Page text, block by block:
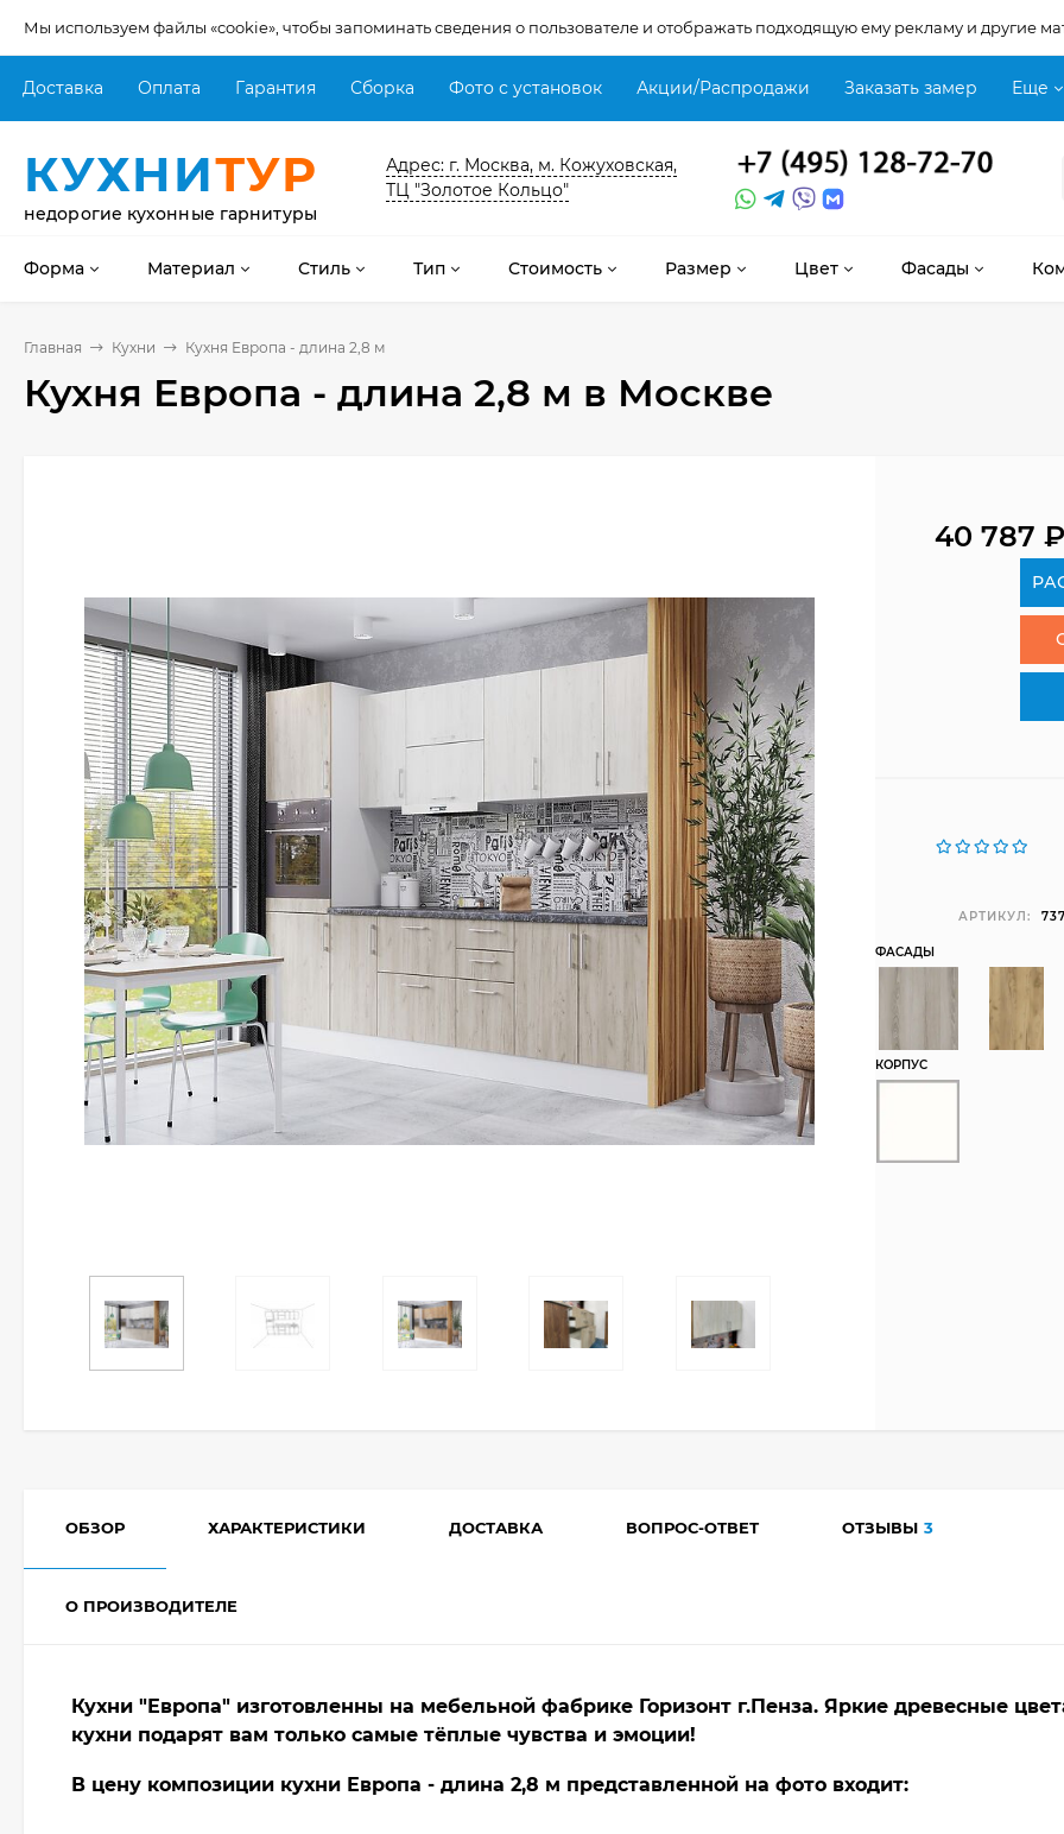
Мы используем файлы «cookie», чтобы запоминать сведения о пользователе и отображать подходящую ему рекламу и другие
Доставка Оплата Гарантия Сборка Фото с установок Акции/Распродажи Заказать замер Еще
КУХНИТУР
недорогие кухонные гарнитуры
Адрес: г. Москва, м. Кожуховская,
ТЦ "Золотое Кольцо"
Форма Материал Стиль Тип Стоимость Размер Цвет Фасады
Главная Кухни Кухня Европа - длина 2,8 м
Кухня Европа - длина 2,8 м в Москве
40 787₽
АРТИКУЛ:
ФАСАДЫ
КОРПУС
ОБЗОР ХАРАКТЕРИСТИКИ ДОСТАВКА ВОПРОС-ОТВЕТ ОТЗЫВЫ 3
О ПРОИЗВОДИТЕЛЕ
Кухни "Европа" изготовленны на мебельной фабрике Горизонт г.Пенза. Яркие древесные
кухни подарят вам только самые тёплые чувства и эмоции!
В цену композиции кухни Европа - длина 2,8 м представленной на фото входит: